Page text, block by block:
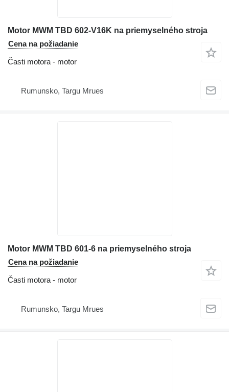
Motor MWM TBD 602-V16K na priemyselného stroja
Cena na požiadanie
Časti motora - motor
Rumunsko, Targu Mrues
Motor MWM TBD 601-6 na priemyselného stroja
Cena na požiadanie
Časti motora - motor
Rumunsko, Targu Mrues